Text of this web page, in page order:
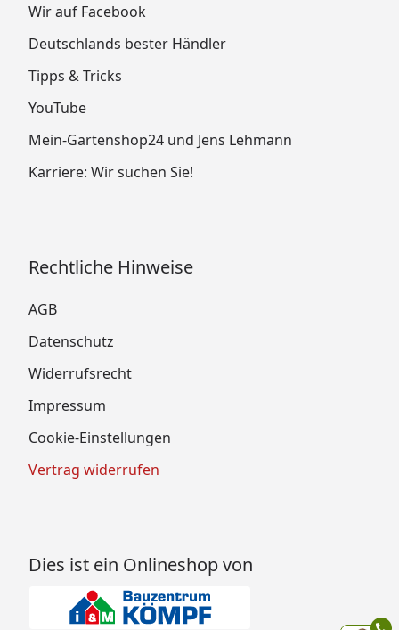
Wir auf Facebook
Deutschlands bester Händler
Tipps & Tricks
YouTube
Mein-Gartenshop24 und Jens Lehmann
Karriere: Wir suchen Sie!
Rechtliche Hinweise
AGB
Datenschutz
Widerrufsrecht
Impressum
Cookie-Einstellungen
Vertrag widerrufen
Dies ist ein Onlineshop von